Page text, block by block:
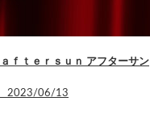
ａｆｔｅｒｓｕｎ アフターサン
2023/06/13